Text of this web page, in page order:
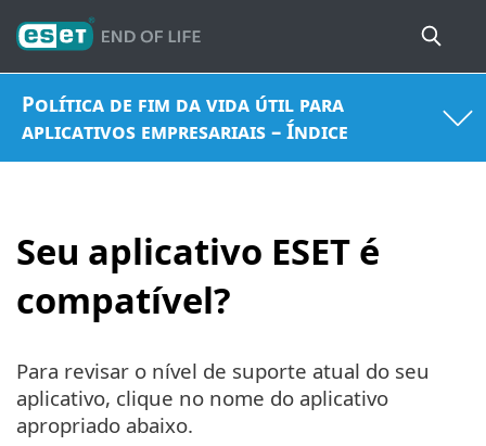
Política de fim da vida útil para
aplicativos empresariais – Índice
Seu aplicativo ESET é
compatível?
Para revisar o nível de suporte atual do seu
aplicativo, clique no nome do aplicativo
apropriado abaixo.